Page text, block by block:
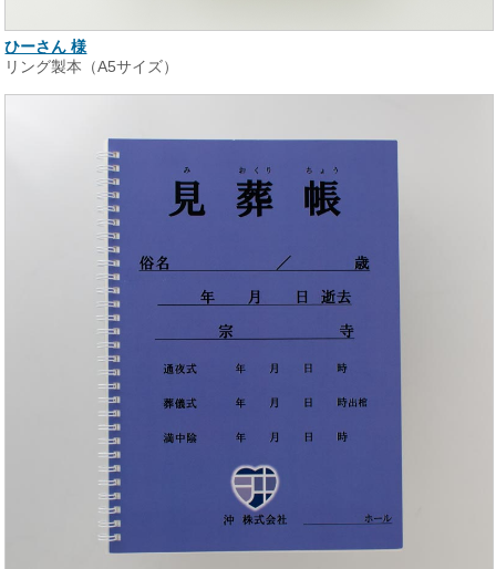
ひーさん 様
リング製本（A5サイズ）